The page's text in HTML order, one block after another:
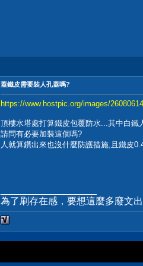
蓋鐵皮需要裝人孔蓋嗎?
https://www.hostpic.org/images/
頂樓水塔處打算鐵皮包覆防水...其中白鐵
請問有必要加裝這個嗎?
人就算鑽出來也沒什麼防護措施,且鐵皮
為了刷存在感，要想這麼多廢文